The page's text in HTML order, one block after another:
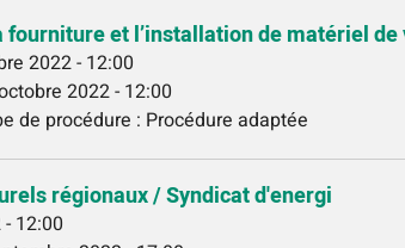
et l’installation de matériel
2022 - 12:00
2022 - 12:00
de procédure : Procédure adaptée
régionaux / Syndicat d'energi
12:00